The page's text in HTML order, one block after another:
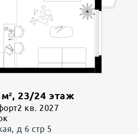
м²,23/24 этаж
2 кв. 2027
д 6 стр 5